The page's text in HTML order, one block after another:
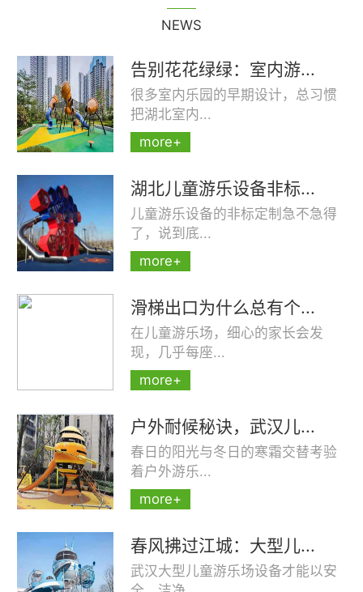
NEWS
告别花花绿绿：室内游...
很多室内乐园的早期设计，总习惯
把湖北室内...
more+
湖北儿童游乐设备非标...
儿童游乐设备的非标定制急不急得
了，说到底...
more+
滑梯出口为什么总有个...
在儿童游乐场，细心的家长会发
现，几乎每座...
more+
户外耐候秘诀，武汉儿...
春日的阳光与冬日的寒霜交替考验
着户外游乐...
more+
春风拂过江城：大型儿...
武汉大型儿童游乐场设备才能以安